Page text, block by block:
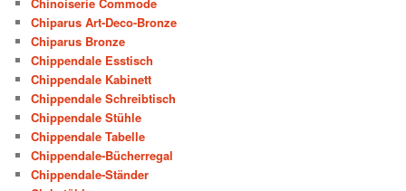
Chiparus Art-Deco-Bronze
Chiparus Bronze
Chippendale Esstisch
Chippendale Kabinett
Chippendale Schreibtisch
Chippendale Stühle
Chippendale Tabelle
Chippendale-Bücherregal
Chippendale-Ständer